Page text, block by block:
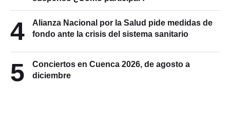
4
Alianza Nacional por la Salud pide medidas de
fondo ante la crisis del sistema sanitario
5
Conciertos en Cuenca 2026, de agosto a
diciembre